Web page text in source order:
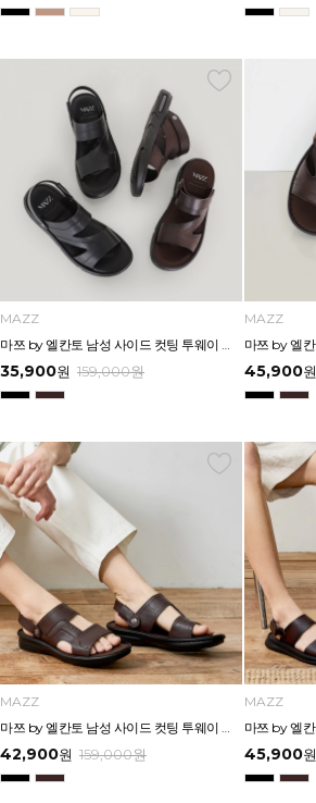
MAZZ
마쯔 by 엘칸토 남성 사이드 컷팅 투웨이 에어솔 샌들 3cm LCMW55M626
35,900원 159,000원
MAZZ
45,900원
MAZZ
마쯔 by 엘칸토 남성 사이드 컷팅 투웨이 컴포트 샌들 3cm LCMW56M626
42,900원 159,000원
MAZZ
45,900원